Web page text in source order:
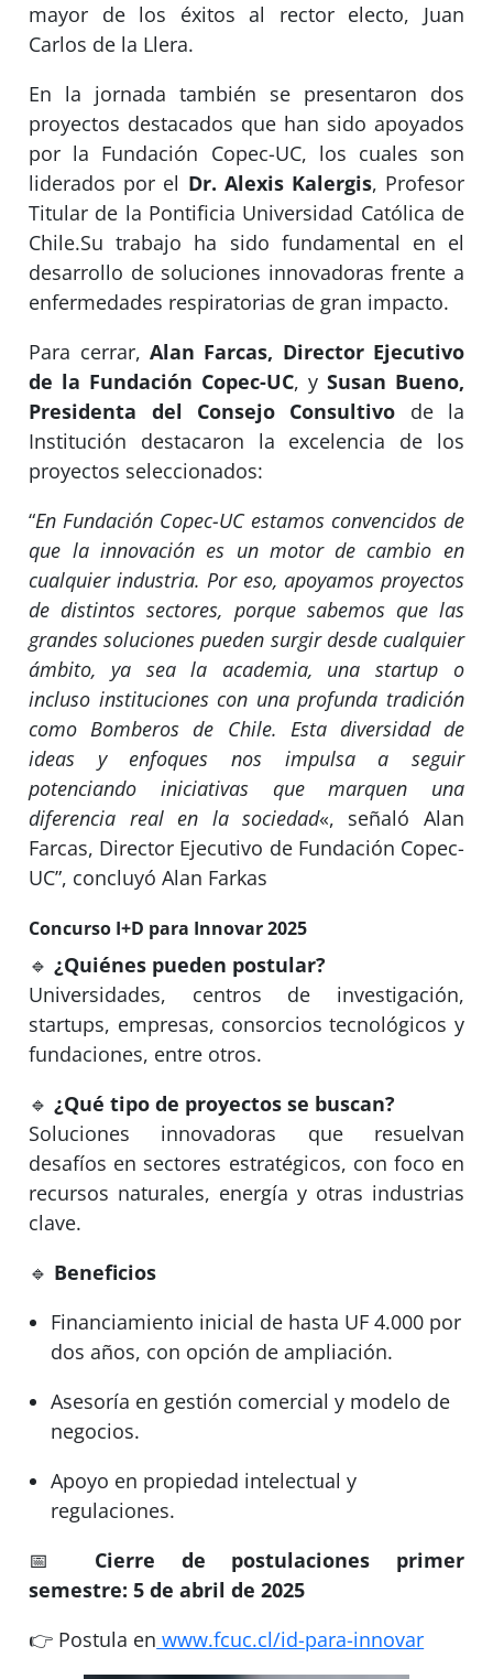
mayor de los éxitos al rector electo, Juan
Carlos de la Llera.
En la jornada también se presentaron dos
proyectos destacados que han sido apoyados
por la Fundación Copec-UC, los cuales son
liderados por el Dr. Alexis Kalergis, Profesor
Titular de la Pontificia Universidad Católica de
Chile.Su trabajo ha sido fundamental en el
desarrollo de soluciones innovadoras frente a
enfermedades respiratorias de gran impacto.
Para cerrar, Alan Farcas, Director Ejecutivo
de la Fundación Copec-UC, y Susan Bueno,
Presidenta del Consejo Consultivo de la
Institución destacaron la excelencia de los
proyectos seleccionados:
“En Fundación Copec-UC estamos convencidos de
que la innovación es un motor de cambio en
cualquier industria. Por eso, apoyamos proyectos
de distintos sectores, porque sabemos que las
grandes soluciones pueden surgir desde cualquier
ámbito, ya sea la academia, una startup o
incluso instituciones con una profunda tradición
como Bomberos de Chile. Esta diversidad de
ideas y enfoques nos impulsa a seguir
potenciando iniciativas que marquen una
diferencia real en la sociedad«, señaló Alan
Farcas, Director Ejecutivo de Fundación Copec-
UC”, concluyó Alan Farkas
Concurso I+D para Innovar 2025
🔹¿Quiénes pueden postular?
Universidades, centros de investigación,
startups, empresas, consorcios tecnológicos y
fundaciones, entre otros.
🔹¿Qué tipo de proyectos se buscan?
Soluciones innovadoras que resuelvan
desafíos en sectores estratégicos, con foco en
recursos naturales, energía y otras industrias
clave.
🔹 Beneficios
Financiamiento inicial de hasta UF 4.000 por
dos años, con opción de ampliación.
Asesoría en gestión comercial y modelo de
negocios.
Apoyo en propiedad intelectual y
regulaciones.
📅 Cierre de postulaciones primer
semestre: 5 de abril de 2025
👉 Postula en www.fcuc.cl/id-para-innovar